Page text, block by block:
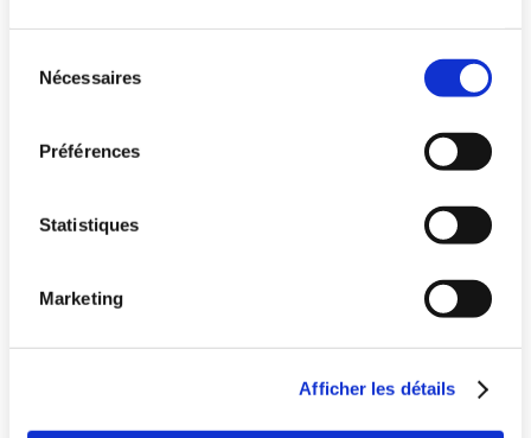
Nécessaires
Préférences
Statistiques
Marketing
Afficher les détails
Offrez le meilleur du sport à vos salariés
Langue